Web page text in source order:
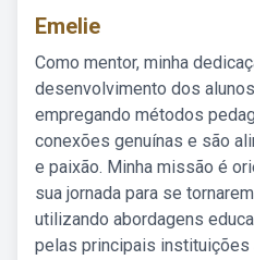
Emelie
Como mentor, minha
desenvolvimento dos
empregando métodos
conexões genuínas e são
e paixão. Minha missão é
sua jornada para se
utilizando abordagens
pelas principais instituições